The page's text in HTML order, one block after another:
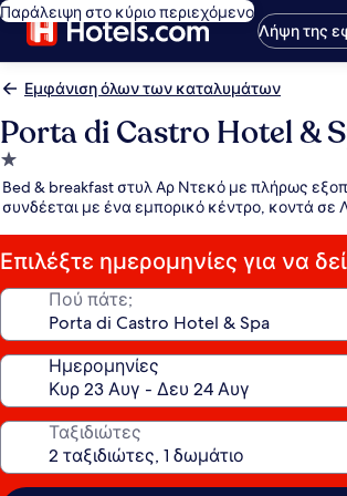
Παράλειψη στο κύριο περιεχόμενο
Λήψη της
Εμφάνιση όλων των καταλυμάτων
Porta di Castro Hotel &
Κατάλυμα
με
1.0
αστέρι
Bed & breakfast στυλ Αρ Ντεκό με πλήρως
συνδέεται με ένα εμπορικό κέντρο, κοντά σε
Επιλέξτε ημερομηνίες για να
Πού πάτε;
Ημερομηνίες
Ταξιδιώτες